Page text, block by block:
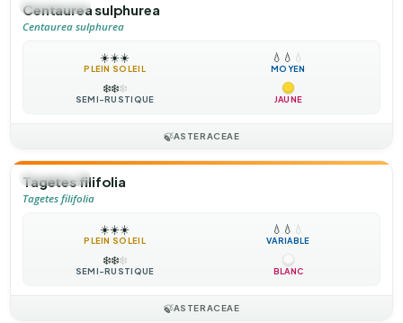
🌻ANNUELLE
Centaurea sulphurea
Centaurea sulphurea
☀️☀️☀️
PLEIN SOLEIL
💧 💧 💧
MOYEN
❄️❄️❄️
SEMI-RUSTIQUE JAUNE
🍃ASTERACEAE
🌻ANNUELLE
Tagetes filifolia
Tagetes filifolia
☀️☀️☀️
PLEIN SOLEIL
💧 💧 💧
VARIABLE
❄️❄️❄️
SEMI-RUSTIQUE BLANC
🍃ASTERACEAE